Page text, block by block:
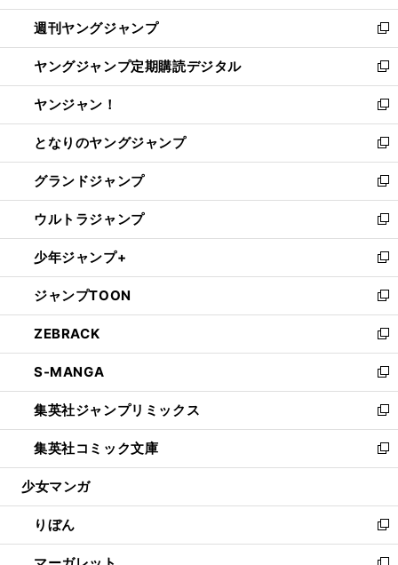
開
く
ウ
で
開
く
ン
ド
ウ
で
開
く
ウ
ィ
ン
ド
ウ
で
開
く
週刊ヤングジャンプ
新
し
い
ウ
ィ
ン
ド
ウ
で
開
く
ヤングジャンプ定期購読デジタル
新
し
い
ウ
ィ
ン
ド
ウ
で
開
く
ヤンジャン！
新
し
い
ウ
ィ
ン
ド
ウ
で
開
く
となりのヤングジャンプ
新
し
い
ウ
ィ
ン
ド
ウ
で
開
く
グランドジャンプ
新
し
い
ウ
ィ
ン
ド
ウ
で
開
く
ウルトラジャンプ
新
し
い
ウ
ィ
ン
ド
ウ
で
開
く
少年ジャンプ+
新
し
い
ウ
ィ
ン
ド
ウ
で
開
く
ジャンプTOON
新
し
い
ウ
ィ
ン
ド
ウ
で
開
ZEBRACK
新
し
い
ウ
ィ
ン
ド
ウ
開
く
S-MANGA
新
し
い
ウ
ィ
ン
ウ
で
開
集英社ジャンプリミックス
新
し
い
ウ
ン
ド
ウ
集英社コミック文庫
新
し
ウ
ィ
ン
少女マンガ
りぼん
新
し